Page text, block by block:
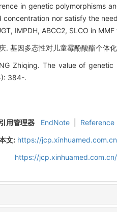
in genetic polymorphisms
concentration nor satisfy the
IMPDH, ABCC2, SLCO in
. 基因多态性对儿童霉酚酸酯个
Zhiqing. The value of
384-.
用管理器
EndNote Reference
文: https://
https://